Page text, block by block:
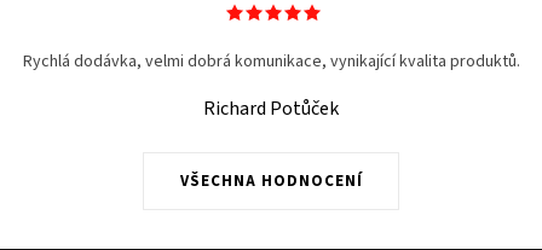
VŠECHNA HODNOCENÍ
Rychlá dodávka, velmi dobrá komunikace, vynikající kvalita produktů.
Richard Potůček